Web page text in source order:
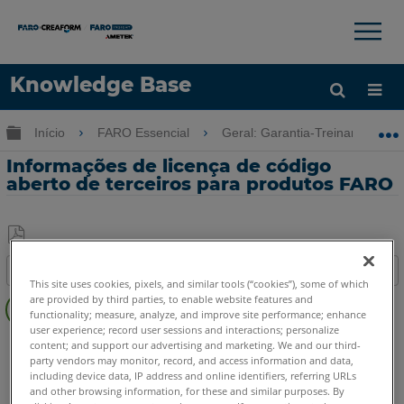
Knowledge Base
Idioma
×
Expandir/recolher hierarquia global
Início FARO Essencial Geral: Garantia-Treinamento-
Informações de licença de código
aberto de terceiros para produtos FARO
Salvar
como
PDFVisão
geral
SCENE 2025 2024 2023 2022 2021 2020 2019 2018
7.x 6.x 5.x 4.x LT Capture e Process
FARO Sphere Sphere
This site uses cookies, pixels, and similar tools (“cookies”), some of which
are provided by third parties, to enable website features and
functionality; measure, analyze, and improve site performance; enhance
user experience; record user sessions and interactions; personalize
content; and support our advertising and marketing. We and our third-
party vendors may monitor, record, and access information and data,
including device data, IP address and online identifiers, referring URLs
and other browsing information, for these and similar purposes. By